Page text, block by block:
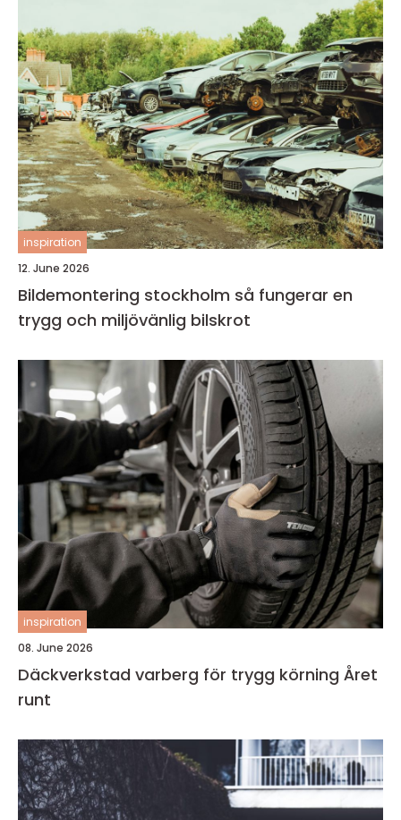
inspiration
12. June 2026
Bildemontering stockholm så fungerar en
trygg och miljövänlig bilskrot
inspiration
08. June 2026
Däckverkstad varberg för trygg körning Året
runt